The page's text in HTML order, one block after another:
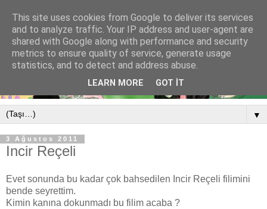
▼
3 Ağustos 2011
Incir Reçeli
Evet sonunda bu kadar çok bahsedilen Incir Reçeli filimini
bende seyrettim.
Kimin kanına dokunmadı bu filim acaba ?
This site uses cookies from Google to deliver its services
and to analyze traffic. Your IP address and user-agent are
shared with Google along with performance and security
metrics to ensure quality of service, generate usage
statistics, and to detect and address abuse.
LEARN MORE GOT IT